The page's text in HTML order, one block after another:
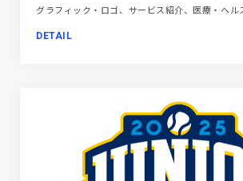
グラフィック・ロゴ、サービス紹介、医療・ヘル
DETAIL